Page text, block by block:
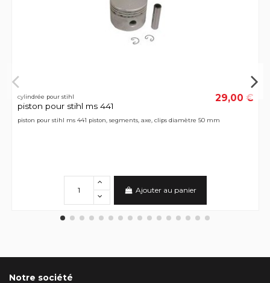
cylindrée pour stihl
piston pour stihl ms 441
29,00 €
piston pour stihl ms 441 piston, segments, axe, clips diamètre 50 mm
Ajouter au panier
Notre société